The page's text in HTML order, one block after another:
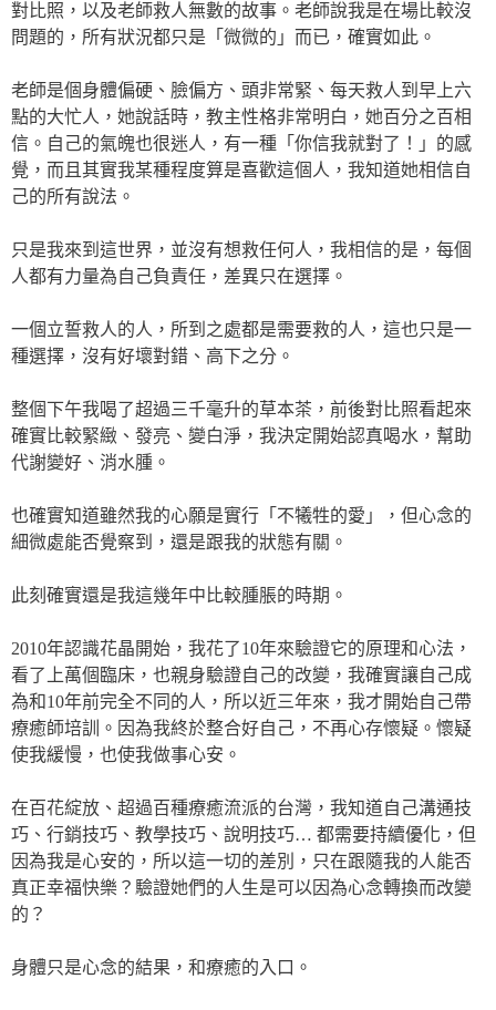
對比照，以及老師救人無數的故事。老師說我是在場比較沒
問題的，所有狀況都只是「微微的」而已，確實如此。
老師是個身體偏硬、臉偏方、頭非常緊、每天救人到早上六
點的大忙人，她說話時，教主性格非常明白，她百分之百相
信。自己的氣魄也很迷人，有一種「你信我就對了！」的感
覺，而且其實我某種程度算是喜歡這個人，我知道她相信自
己的所有說法。
只是我來到這世界，並沒有想救任何人，我相信的是，每個
人都有力量為自己負責任，差異只在選擇。
一個立誓救人的人，所到之處都是需要救的人，這也只是一
種選擇，沒有好壞對錯、高下之分。
整個下午我喝了超過三千毫升的草本茶，前後對比照看起來
確實比較緊緻、發亮、變白淨，我決定開始認真喝水，幫助
代謝變好、消水腫。
也確實知道雖然我的心願是實行「不犧牲的愛」，但心念的
細微處能否覺察到，還是跟我的狀態有關。
此刻確實還是我這幾年中比較腫脹的時期。
2010年認識花晶開始，我花了10年來驗證它的原理和心法，
看了上萬個臨床，也親身驗證自己的改變，我確實讓自己成
為和10年前完全不同的人，所以近三年來，我才開始自己帶
療癒師培訓。因為我終於整合好自己，不再心存懷疑。懷疑
使我緩慢，也使我做事心安。
在百花綻放、超過百種療癒流派的台灣，我知道自己溝通技
巧、行銷技巧、教學技巧、說明技巧… 都需要持續優化，但
因為我是心安的，所以這一切的差別，只在跟隨我的人能否
真正幸福快樂？驗證她們的人生是可以因為心念轉換而改變
的？
身體只是心念的結果，和療癒的入口。